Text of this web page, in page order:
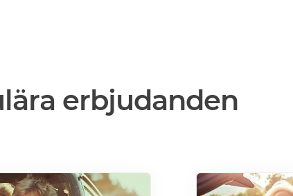
erbjudanden